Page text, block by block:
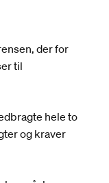
der for
til
hele to
og kraver